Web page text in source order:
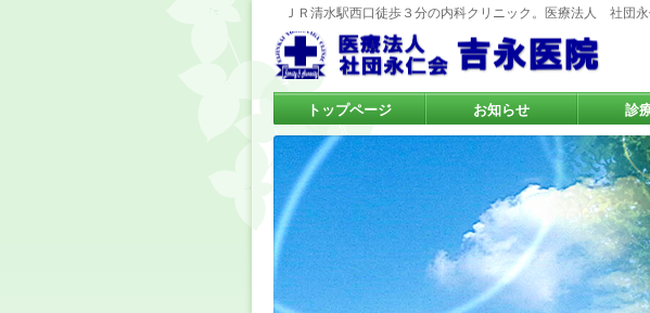
ＪＲ清水駅西口徒歩３分の内科クリニック。医療法人 社団
トップページ お知らせ 診